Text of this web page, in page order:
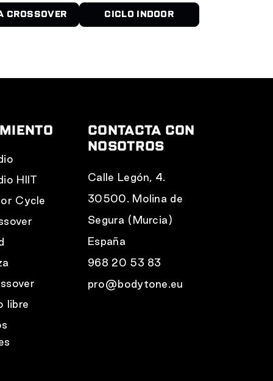
CROSSOVER CICLO INDOOR
HIIT
Cycle
libre
CONTACTA CON
NOSOTROS
Calle Legón, 4.
30500. Molina de
Segura (Murcia)
España
968 20 53 83
pro@bodytone.eu